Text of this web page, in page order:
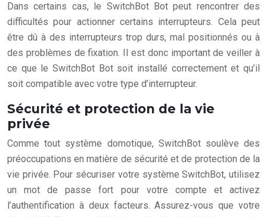
Dans certains cas, le SwitchBot Bot peut rencontrer des
difficultés pour actionner certains interrupteurs. Cela peut
être dû à des interrupteurs trop durs, mal positionnés ou à
des problèmes de fixation. Il est donc important de veiller à
ce que le SwitchBot Bot soit installé correctement et qu’il
soit compatible avec votre type d’interrupteur.
Sécurité et protection de la vie
privée
Comme tout système domotique, SwitchBot soulève des
préoccupations en matière de sécurité et de protection de la
vie privée. Pour sécuriser votre système SwitchBot, utilisez
un mot de passe fort pour votre compte et activez
l’authentification à deux facteurs. Assurez-vous que votre